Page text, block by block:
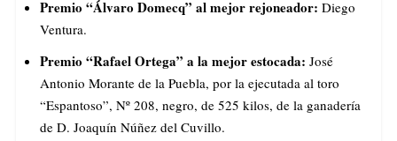
Premio “Álvaro Domecq” al mejor rejoneador: Diego
Ventura.
Premio “Rafael Ortega” a la mejor estocada: José
Antonio Morante de la Puebla, por la ejecutada al toro
“Espantoso”, Nº 208, negro, de 525 kilos, de la ganadería
de D. Joaquín Núñez del Cuvillo.